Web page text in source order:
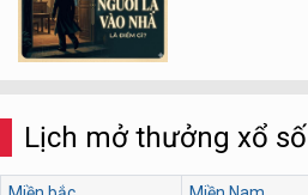
Lịch mở thưởng xổ số